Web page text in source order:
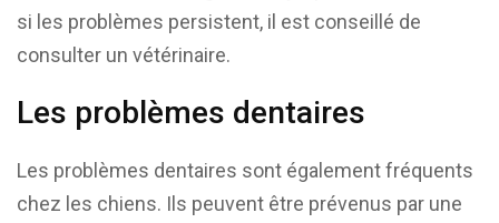
si les problèmes persistent, il est conseillé de
consulter un vétérinaire.
Les problèmes dentaires
Les problèmes dentaires sont également fréquents
chez les chiens. Ils peuvent être prévenus par une